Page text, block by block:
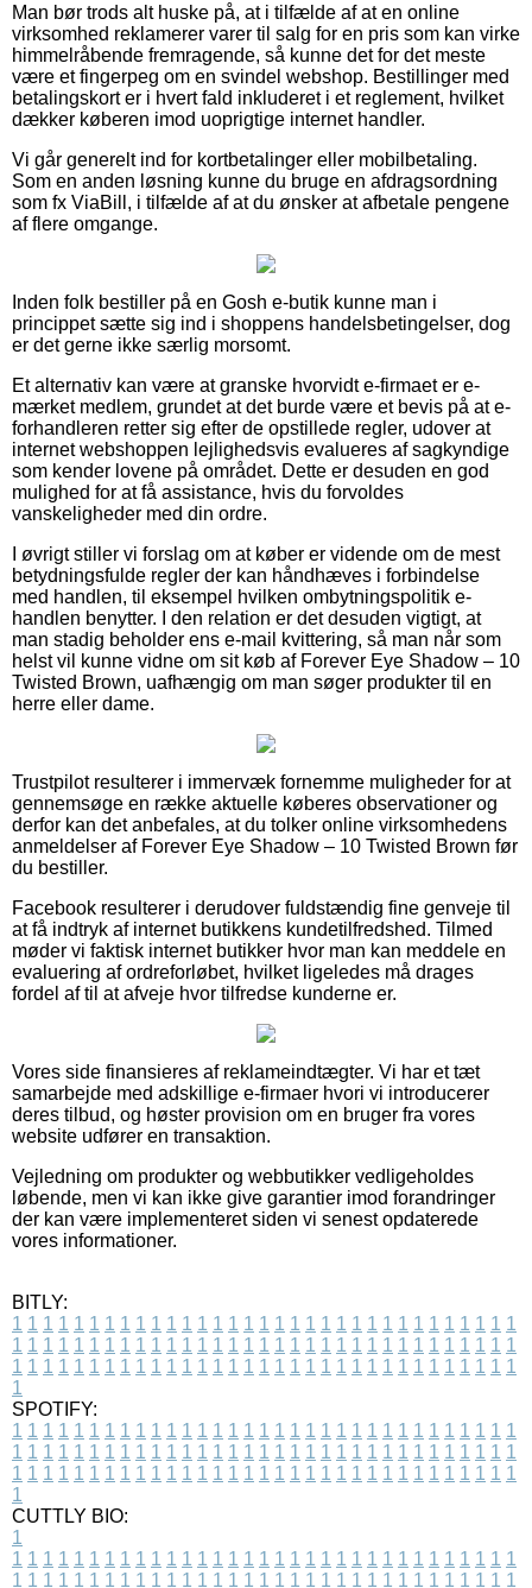
Man bør trods alt huske på, at i tilfælde af at en online
virksomhed reklamerer varer til salg for en pris som kan virke
himmelråbende fremragende, så kunne det for det meste
være et fingerpeg om en svindel webshop. Bestillinger med
betalingskort er i hvert fald inkluderet i et reglement, hvilket
dækker køberen imod uoprigtige internet handler.
Vi går generelt ind for kortbetalinger eller mobilbetaling.
Som en anden løsning kunne du bruge en afdragsordning
som fx ViaBill, i tilfælde af at du ønsker at afbetale pengene
af flere omgange.
Inden folk bestiller på en Gosh e-butik kunne man i
princippet sætte sig ind i shoppens handelsbetingelser, dog
er det gerne ikke særlig morsomt.
Et alternativ kan være at granske hvorvidt e-firmaet er e-
mærket medlem, grundet at det burde være et bevis på at e-
forhandleren retter sig efter de opstillede regler, udover at
internet webshoppen lejlighedsvis evalueres af sagkyndige
som kender lovene på området. Dette er desuden en god
mulighed for at få assistance, hvis du forvoldes
vanskeligheder med din ordre.
I øvrigt stiller vi forslag om at køber er vidende om de mest
betydningsfulde regler der kan håndhæves i forbindelse
med handlen, til eksempel hvilken ombytningspolitik e-
handlen benytter. I den relation er det desuden vigtigt, at
man stadig beholder ens e-mail kvittering, så man når som
helst vil kunne vidne om sit køb af Forever Eye Shadow – 10
Twisted Brown, uafhængig om man søger produkter til en
herre eller dame.
Trustpilot resulterer i immervæk fornemme muligheder for at
gennemsøge en række aktuelle køberes observationer og
derfor kan det anbefales, at du tolker online virksomhedens
anmeldelser af Forever Eye Shadow – 10 Twisted Brown før
du bestiller.
Facebook resulterer i derudover fuldstændig fine genveje til
at få indtryk af internet butikkens kundetilfredshed. Tilmed
møder vi faktisk internet butikker hvor man kan meddele en
evaluering af ordreforløbet, hvilket ligeledes må drages
fordel af til at afveje hvor tilfredse kunderne er.
Vores side finansieres af reklameindtægter. Vi har et tæt
samarbejde med adskillige e-firmaer hvori vi introducerer
deres tilbud, og høster provision om en bruger fra vores
website udfører en transaktion.
Vejledning om produkter og webbutikker vedligeholdes
løbende, men vi kan ikke give garantier imod forandringer
der kan være implementeret siden vi senest opdaterede
vores informationer.
BITLY:
1 1 1 1 1 1 1 1 1 1 1 1 1 1 1 1 1 1 1 1 1 1 1 1 1 1 1 1 1 1 1 1 1
1 1 1 1 1 1 1 1 1 1 1 1 1 1 1 1 1 1 1 1 1 1 1 1 1 1 1 1 1 1 1 1 1
1 1 1 1 1 1 1 1 1 1 1 1 1 1 1 1 1 1 1 1 1 1 1 1 1 1 1 1 1 1 1 1 1
1
SPOTIFY:
1 1 1 1 1 1 1 1 1 1 1 1 1 1 1 1 1 1 1 1 1 1 1 1 1 1 1 1 1 1 1 1 1
1 1 1 1 1 1 1 1 1 1 1 1 1 1 1 1 1 1 1 1 1 1 1 1 1 1 1 1 1 1 1 1 1
1 1 1 1 1 1 1 1 1 1 1 1 1 1 1 1 1 1 1 1 1 1 1 1 1 1 1 1 1 1 1 1 1
1
CUTTLY BIO:
1
1 1 1 1 1 1 1 1 1 1 1 1 1 1 1 1 1 1 1 1 1 1 1 1 1 1 1 1 1 1 1 1 1
1 1 1 1 1 1 1 1 1 1 1 1 1 1 1 1 1 1 1 1 1 1 1 1 1 1 1 1 1 1 1 1 1